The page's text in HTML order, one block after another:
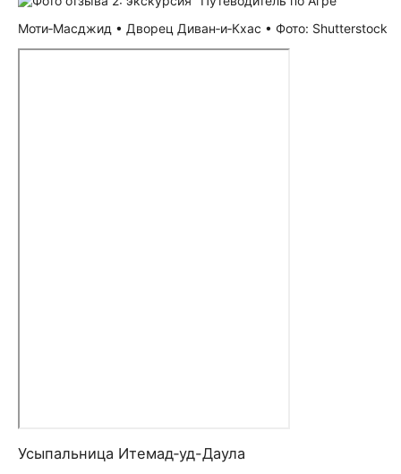
Моти‑Масджид • Дворец Диван‑и‑Кхас • Фото: Shutterstock
Усыпальница Итемад‑уд-Даула